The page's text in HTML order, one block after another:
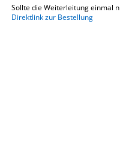
Sollte die Weiterleitung einmal
Direktlink zur Bestellung